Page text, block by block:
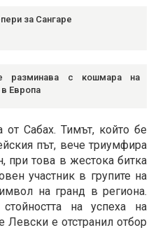
за Сангаре
разминава с кошмара на
Европа
Сабах. Тимът, който бе
път, вече триумфира
при това в жестока битка
участник в групите на
на гранд в региона.
на успеха на
Левски е отстранил отбор